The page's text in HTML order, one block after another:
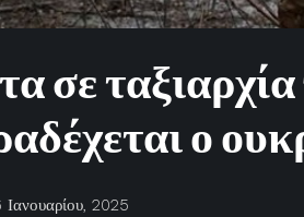
σε
ο
2025